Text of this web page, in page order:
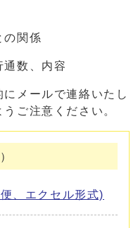
関係
数、内容
メールで連絡いたし
ご注意ください。
、エクセル形式)